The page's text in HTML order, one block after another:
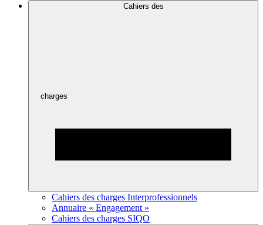
Cahiers des
charges
Cahiers des charges Interprofessionnels
Annuaire « Engagement »
Cahiers des charges SIQO